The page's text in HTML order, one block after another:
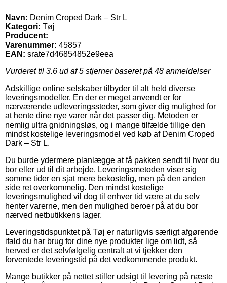
Navn: Denim Croped Dark – Str L
Kategori: Tøj
Producent:
Varenummer: 45857
EAN: srate7d46854852e9eea
Vurderet til 3.6 ud af 5 stjerner baseret på 48 anmeldelser
Adskillige online selskaber tilbyder til alt held diverse
leveringsmodeller. En der er meget anvendt er for
nærværende udleveringssteder, som giver dig mulighed for
at hente dine nye varer når det passer dig. Metoden er
nemlig ultra gnidningsløs, og i mange tilfælde tillige den
mindst kostelige leveringsmodel ved køb af Denim Croped
Dark – Str L.
Du burde ydermere planlægge at få pakken sendt til hvor du
bor eller ud til dit arbejde. Leveringsmetoden viser sig
somme tider en sjat mere bekostelig, men på den anden
side ret overkommelig. Den mindst kostelige
leveringsmulighed vil dog til enhver tid være at du selv
henter varerne, men den mulighed beroer på at du bor
nærved netbutikkens lager.
Leveringstidspunktet på Tøj er naturligvis særligt afgørende
ifald du har brug for dine nye produkter lige om lidt, så
herved er det selvfølgelig centralt at vi tjekker den
forventede leveringstid på det vedkommende produkt.
Mange butikker på nettet stiller udsigt til levering på næste